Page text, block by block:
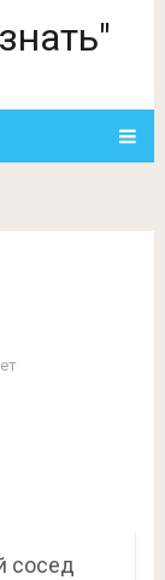
сосед